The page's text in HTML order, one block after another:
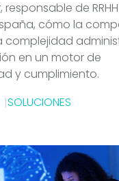
de RRHH
cómo la
complejidad
en un motor de
y cumplimiento.
SOLUCIONES